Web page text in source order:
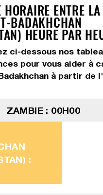
HORAIRE ENTRE
BADAKHCHAN
HEURE PAR
ci-dessous nos
pour vous aider à
à partir de
ZAMBIE : 00H00
: